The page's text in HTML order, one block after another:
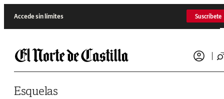
Accede sin límites Suscríbete
Esquelas